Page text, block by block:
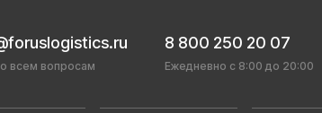
всем вопросам
8 800 250 20 07
Ежедневно с 8:00 до 20:00